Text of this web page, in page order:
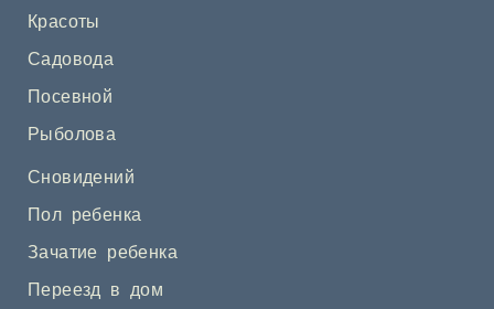
Красоты
Садовода
Посевной
Рыболова
Сновидений
Пол ребенка
Зачатие ребенка
Переезд в дом